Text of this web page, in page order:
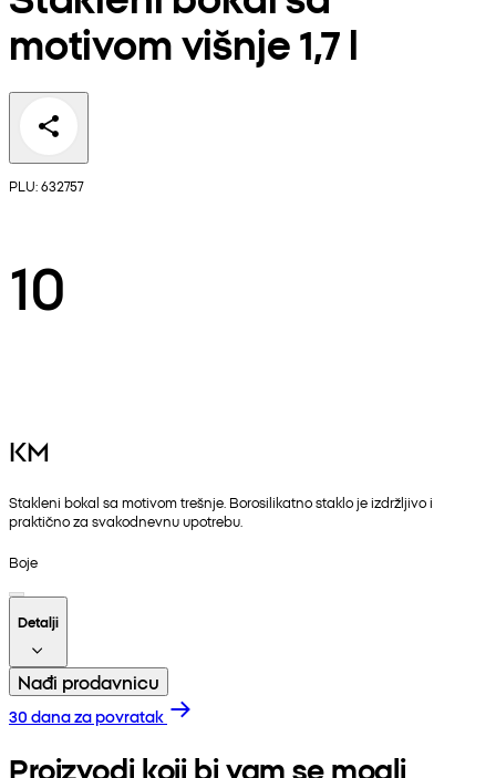
motivom višnje 1,7 l
PLU: 632757
10
KM
Stakleni bokal sa motivom trešnje. Borosilikatno staklo je izdržljivo i
praktično za svakodnevnu upotrebu.
Boje
Detalji
Nađi prodavnicu
30 dana za povratak
Proizvodi koji bi vam se mogli